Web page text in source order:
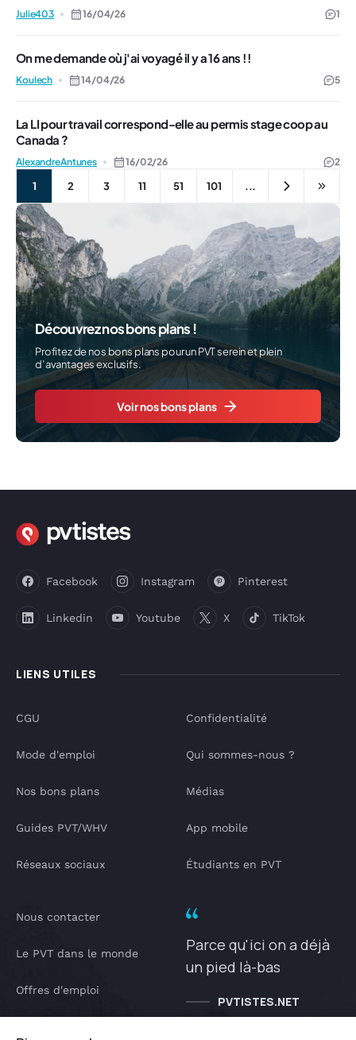
Julie403 16/04/26 1
On me demande où j'ai voyagé il y a 16 ans !!
Koulech 14/04/26 5
La LI pour travail correspond-elle au permis stage coop au
Canada ?
AlexandreAntunes 16/02/26 2
1 2 3 11 51 101 ...
Découvrez nos bons plans !
Profitez de nos bons plans pour un PVT serein et plein
d’avantages exclusifs.
Voir nos bons plans
LIENS UTILES
Facebook Instagram Pinterest
Linkedin Youtube X TikTok
CGU
Mode d'emploi
Nos bons plans
Guides PVT/WHV
Réseaux sociaux
Confidentialité
Qui sommes-nous ?
Médias
App mobile
Étudiants en PVT
Nous contacter
Le PVT dans le monde
Offres d'emploi
Parce qu'ici on a déjà
un pied là-bas
PVTISTES.NET